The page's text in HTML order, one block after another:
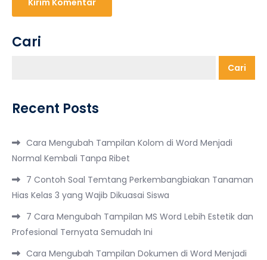
Cari
Cari
Recent Posts
Cara Mengubah Tampilan Kolom di Word Menjadi
Normal Kembali Tanpa Ribet
7 Contoh Soal Temtang Perkembangbiakan Tanaman
Hias Kelas 3 yang Wajib Dikuasai Siswa
7 Cara Mengubah Tampilan MS Word Lebih Estetik dan
Profesional Ternyata Semudah Ini
Cara Mengubah Tampilan Dokumen di Word Menjadi